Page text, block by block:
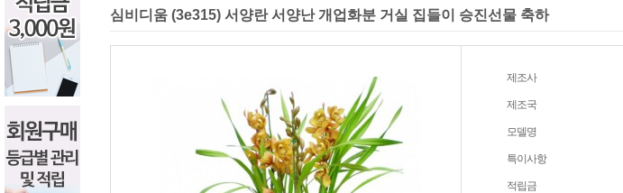
심비디움 (3e315) 서양란 서양난 개업화분 거실 집들이 승진선물 축하
제조사
제조국
모델명
특이사항
적립금